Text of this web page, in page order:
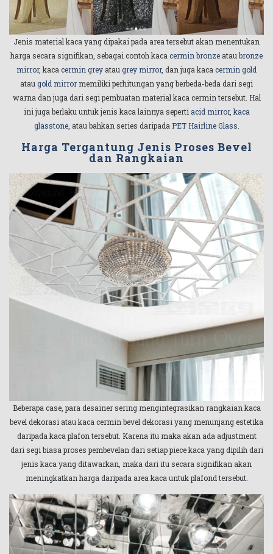
Jenis material kaca yang dipakai pada area tersebut akan menentukan
harga secara signifikan, sebagai contoh kaca cermin bronze atau bronze
mirror, kaca cermin grey atau grey mirror, dan juga kaca cermin gold
atau gold mirror memiliki perhitungan yang berbeda-beda dari segi
warna dan juga dari segi pembuatan material kaca cermin tersebut. Hal
ini juga berlaku untuk jenis kaca lainnya seperti acid mirror, kaca
glasstone, atau bahkan series daripada PET Hairline Glass
Harga Tergantung Jenis Proses Bevel
dan Rangkaian
Beberapa case, para desainer sering mengintegrasikan rangkaian kaca
bevel dekorasi atau kaca cermin bevel dekorasi yang menunjang estetika
daripada kaca plafon tersebut. Karena itu maka akan ada adjustment
dari segi biasa proses pembevelan dari setiap piece kaca yang dipilih dari
jenis kaca yang ditawarkan, maka dari itu secara signifikan akan
meningkatkan harga daripada area kaca untuk plafond tersebut.